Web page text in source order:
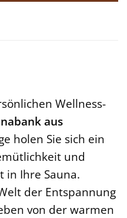
Wellness-
aus
holen Sie sich ein
und
in Ihre Sauna.
der Entspannung
von der warmen